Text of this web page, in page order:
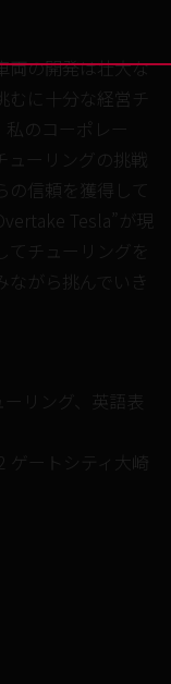
両の開発は壮大な
に十分な経営チ
のコーポレー
ューリングの挑戦
信頼を獲得して
Tesla”が現
チューリングを
がら挑んでいき
リング、英語表
ートシティ大崎